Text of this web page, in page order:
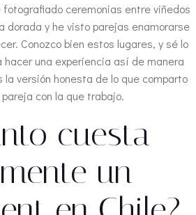
fotografiado ceremonias entre viñedos
dorada y he visto parejas enamorarse
Conozco bien estos lugares, y sé lo
una experiencia así de manera
versión honesta de lo que comparto
con la que trabajo.
cuesta
un